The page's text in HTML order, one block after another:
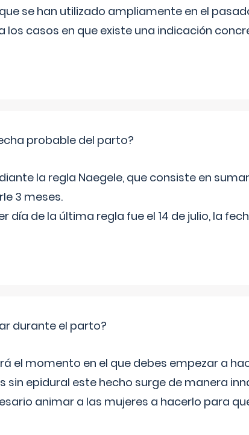
se han utilizado ampliamente en el
los casos en que existe una indicación
probable del parto?
la regla Naegele, que consiste en
3 meses.
día de la última regla fue el 14 de julio, la
durante el parto?
el momento en el que debes empezar a
sin epidural este hecho surge de manera
animar a las mujeres a hacerlo para